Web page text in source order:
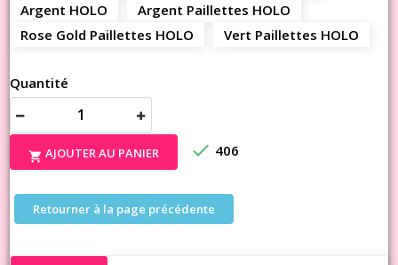
Argent HOLO
Argent Paillettes HOLO
Rose Gold Paillettes HOLO
Vert Paillettes HOLO
Quantité
 AJOUTER AU PANIER  406
Retourner à la page précédente